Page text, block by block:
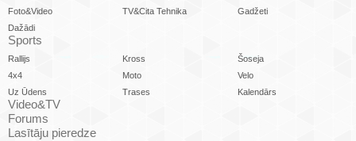
Foto&Video
TV&Cita Tehnika
Gadžeti
Dažādi
Sports
Rallijs Kross
Šoseja
4x4
Moto
Velo
Uz Ūdens
Trases Kalendārs
Video&TV
Forums
Lasītāju pieredze